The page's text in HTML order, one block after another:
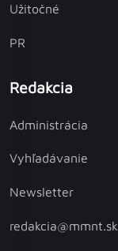
Užitočné
PR
Redakcia
Administrácia
Vyhľadávanie
Newsletter
redakcia@mmnt.sk